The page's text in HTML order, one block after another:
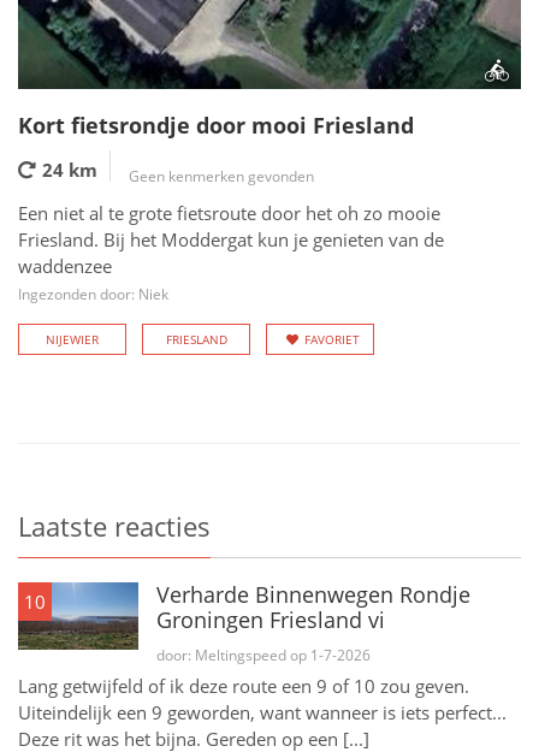
Kort fietsrondje door mooi Friesland
24 km Geen kenmerken gevonden
Een niet al te grote fietsroute door het oh zo mooie
Friesland. Bij het Moddergat kun je genieten van de
waddenzee
Ingezonden door: Niek
NIJEWIER FRIESLAND FAVORIET
Laatste reacties
10
Verharde Binnenwegen Rondje
Groningen Friesland vi
door: Meltingspeed op 1-7-2026
Lang getwijfeld of ik deze route een 9 of 10 zou geven.
Uiteindelijk een 9 geworden, want wanneer is iets perfect...
Deze rit was het bijna. Gereden op een [...]